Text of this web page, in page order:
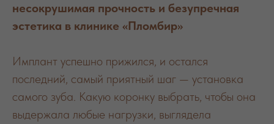
несокрушимая прочность и безупречная
эстетика в клинике «Пломбир»
Имплант успешно прижился, и остался
последний, самый приятный шаг — установка
самого зуба. Какую коронку выбрать, чтобы она
выдержала любые нагрузки, выглядела